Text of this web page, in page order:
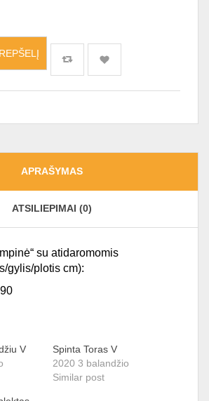
APRAŠYMAS
ATSILIEPIMAI (0)
su atidaromomis
gylis/plotis cm):
V
Spinta Toras V
2020 3 balandžio
Similar post